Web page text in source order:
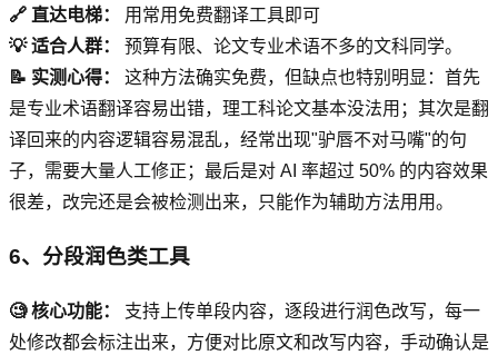
🔗 直达电梯：
用常用免费翻译工具即可
💡 适合人群：
预算有限、论文专业术语不多的文科同学。
📝 实测心得：
这种方法确实免费，但缺点也特别明显：首先
是专业术语翻译容易出错，理工科论文基本没法用；其次是翻
译回来的内容逻辑容易混乱，经常出现"驴唇不对马嘴"的句
子，需要大量人工修正；最后是对 AI 率超过 50% 的内容效果
很差，改完还是会被检测出来，只能作为辅助方法用用。
6、分段润色类工具
🧐 核心功能：
支持上传单段内容，逐段进行润色改写，每一
处修改都会标注出来，方便对比原文和改写内容，手动确认是